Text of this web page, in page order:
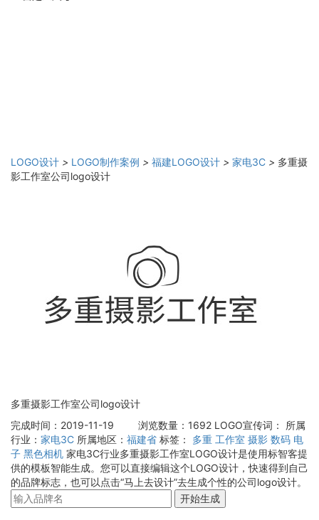
LOGO设计 > LOGO制作案例 > 福建LOGO设计 > 家电3C > 多重摄
影工作室公司logo设计
多重摄影工作室公司logo设计
完成时间：2019-11-19
浏览数量：1692 LOGO宣传词：
所属
行业： 家电3C 所属地区： 福建省 标签： 多重 工作室 摄影 数码 电
子 黑色相机 家电3C行业多重摄影工作室LOGO设计是使用标智客提
供的模板智能生成。您可以直接编辑这个LOGO设计，快速得到自己
的品牌标志，也可以点击“马上去设计”去生成个性的公司logo设计。
开始生成